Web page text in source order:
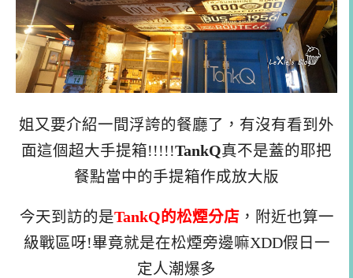
姐又要介紹一間浮誇的餐廳了，有沒有看到外
面這個超大手提箱!!!!!TankQ真不是蓋的耶把
餐點當中的手提箱作成放大版
今天到訪的是TankQ的松煙分店，附近也算一
級戰區呀!畢竟就是在松煙旁邊嘛XDD假日一
定人潮爆多